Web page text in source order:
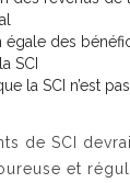
égale des
SCI
la SCI n’est
de SCI
et